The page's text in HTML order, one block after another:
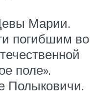
Марии.
погибшим во
поле».
Полыковичи.